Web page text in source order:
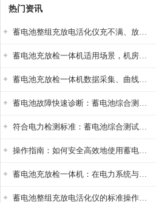
热门资讯
蓄电池整组充放电活化仪充不满、放不完怎么办？
蓄电池充放检一体机适用场景，机房基站变电站铅酸蓄电池维护检测应用
蓄电池充放检一体机数据采集、曲线分析与电池健康状态智能评估功能详解
蓄电池故障快速诊断：蓄电池综合测试仪判断落后电池的方法与标准
符合电力检测标准：蓄电池综合测试仪测试规范与精度校准方法详解
操作指南：如何安全高效地使用蓄电池智能活化仪？
蓄电池充放检一体机：在电力系统与储能设备中的创新应用，确保蓄电池性能与可靠性
蓄电池整组充放电活化仪的标准操作流程：从接线设置到充放电参数设定的安全规范